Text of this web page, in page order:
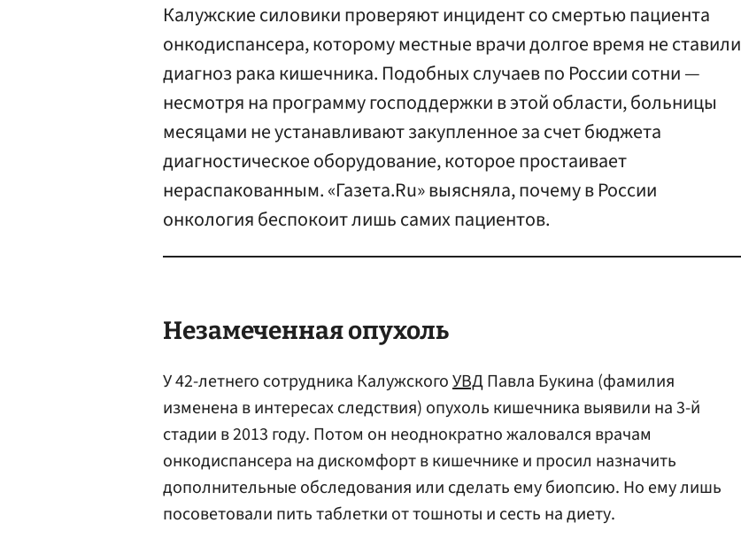
Калужские силовики проверяют инцидент со смертью пациента
онкодиспансера, которому местные врачи долгое время не ставили
диагноз рака кишечника. Подобных случаев по России сотни —
несмотря на программу господдержки в этой области, больницы
месяцами не устанавливают закупленное за счет бюджета
диагностическое оборудование, которое простаивает
нераспакованным. «Газета.Ru» выясняла, почему в России
онкология беспокоит лишь самих пациентов.
Незамеченная опухоль
У 42-летнего сотрудника КалужскогоУВДПавла Букина (фамилия
изменена в интересах следствия) опухоль кишечника выявили на 3-й
стадии в 2013 году. Потом он неоднократно жаловался врачам
онкодиспансера на дискомфорт в кишечнике и просил назначить
дополнительные обследования или сделать ему биопсию. Но ему лишь
посоветовали пить таблетки от тошноты и сесть на диету.